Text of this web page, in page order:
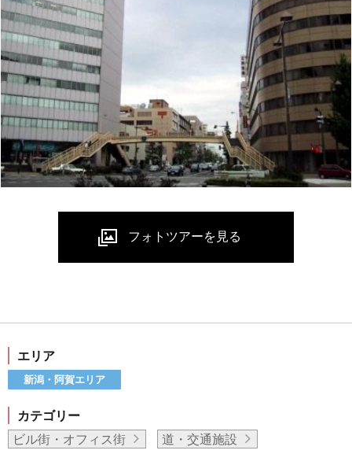
エリア
新潟・阿賀エリア
カテゴリー
ビル街・オフィス街
道・交通施設